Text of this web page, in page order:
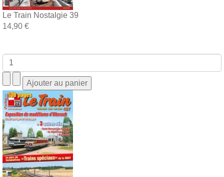
Le Train Nostalgie 39
14,90 €